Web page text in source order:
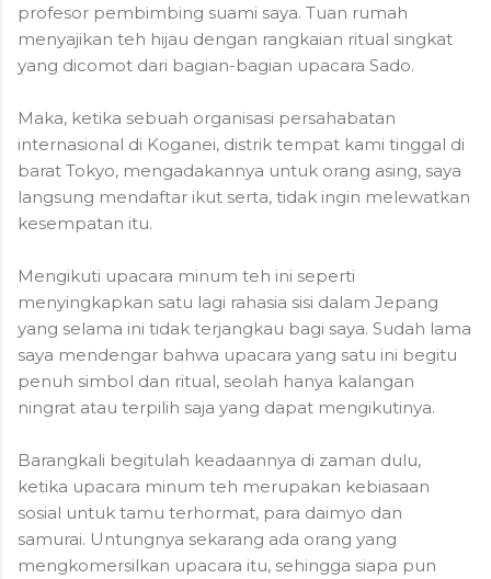
profesor pembimbing suami saya. Tuan rumah
menyajikan teh hijau dengan rangkaian ritual singkat
yang dicomot dari bagian-bagian upacara Sado.
Maka, ketika sebuah organisasi persahabatan
internasional di Koganei, distrik tempat kami tinggal di
barat Tokyo, mengadakannya untuk orang asing, saya
langsung mendaftar ikut serta, tidak ingin melewatkan
kesempatan itu.
Mengikuti upacara minum teh ini seperti
menyingkapkan satu lagi rahasia sisi dalam Jepang
yang selama ini tidak terjangkau bagi saya. Sudah lama
saya mendengar bahwa upacara yang satu ini begitu
penuh simbol dan ritual, seolah hanya kalangan
ningrat atau terpilih saja yang dapat mengikutinya.
Barangkali begitulah keadaannya di zaman dulu,
ketika upacara minum teh merupakan kebiasaan
sosial untuk tamu terhormat, para daimyo dan
samurai. Untungnya sekarang ada orang yang
mengkomersilkan upacara itu, sehingga siapa pun